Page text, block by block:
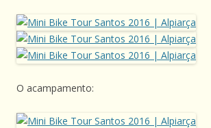
O acampamento: